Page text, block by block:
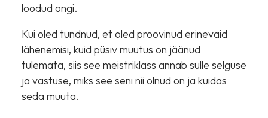
loodud ongi.
Kui oled tundnud, et oled proovinud erinevaid
lähenemisi, kuid püsiv muutus on jäänud
tulemata, siis see meistriklass annab sulle selguse
ja vastuse, miks see seni nii olnud on ja kuidas
seda muuta.